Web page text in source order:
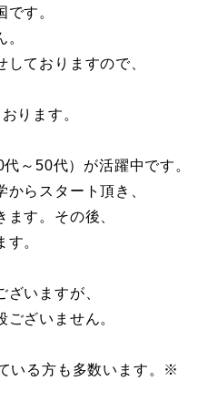
す。
ておりますので、
ります。
～50代）が活躍中です。
らスタート頂き、
す。その後、
。
ざいますが、
ざいません。
いる方も多数います。※